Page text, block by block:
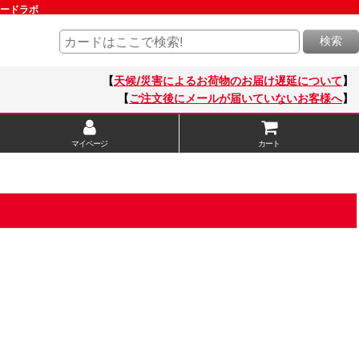
ドラボ
検索
【天候/災害によるお荷物のお届け遅延について】
【ご注文後にメールが届いていないお客様へ】
マイページ カート